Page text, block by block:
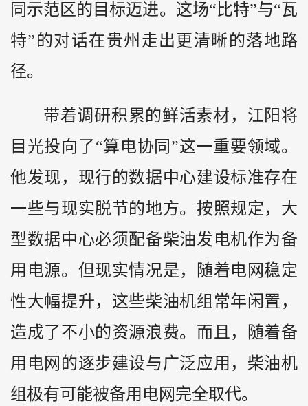
同示范区的目标迈进。这场“比特”与“瓦
特”的对话在贵州走出更清晰的落地路
径。
带着调研积累的鲜活素材，江阳将
目光投向了“算电协同”这一重要领域。
他发现，现行的数据中心建设标准存在
一些与现实脱节的地方。按照规定，大
型数据中心必须配备柴油发电机作为备
用电源。但现实情况是，随着电网稳定
性大幅提升，这些柴油机组常年闲置，
造成了不小的资源浪费。而且，随着备
用电网的逐步建设与广泛应用，柴油机
组极有可能被备用电网完全取代。